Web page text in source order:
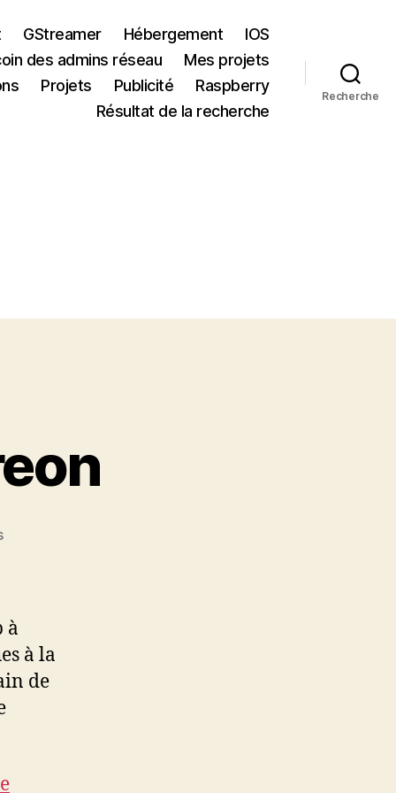
GStreamer Hébergement
IOS
des admins réseau
Mes projets
Projets Publicité
Raspberry
Résultat de la recherche
Recherche
sur
à
à la
de